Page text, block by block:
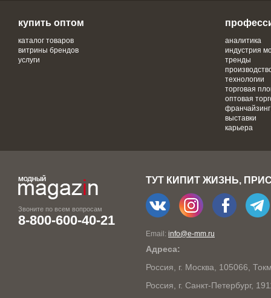
купить оптом
каталог товаров
витрины брендов
услуги
аналитика
индустрия
тренды
технологии
торговая
оптовая
франчайзинг
выставки
карьера
Звоните по всем вопросам
8-800-600-40-21
ТУТ КИПИТ ЖИЗНЬ,
Email: info@e-mm.ru
Адреса:
Россия, г. Москва, 105066,
Россия, г. Санкт-Петербург,